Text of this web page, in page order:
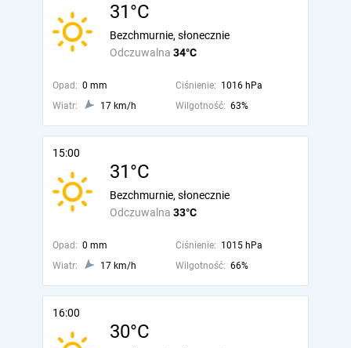
31°C
Odczuwalna 34°C
Bezchmurnie, słonecznie
Opad: 0 mm Ciśnienie: 1016 hPa
Wiatr:
17 km/h Wilgotność: 63%
15:00
31°C
Odczuwalna 33°C
Bezchmurnie, słonecznie
Opad: 0 mm Ciśnienie: 1015 hPa
Wiatr:
17 km/h Wilgotność: 66%
16:00
30°C